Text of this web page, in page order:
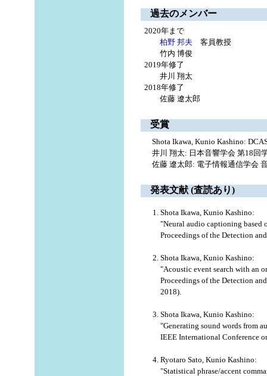
過去のメンバー
2020年まで
柏野 邦夫 客員教授
竹内 博俊
2019年修了
井川 翔太
2018年修了
佐藤 遼太郎
受賞
Shota Ikawa, Kunio Kashino:
井川 翔太: 日本音響学会 第18回学
佐藤 遼太郎: 電子情報通信学会 音
発表文献 (査読あり)
Shota Ikawa, Kunio Kashino:
"Neural audio captioning based
Proceedings of the Detection
Shota Ikawa, Kunio Kashino:
"Acoustic event search with an
Proceedings of the Detection
2018).
Shota Ikawa, Kunio Kashino:
"Generating sound words from
IEEE International Conference
Ryotaro Sato, Kunio Kashino:
"Statistical phrase/accent